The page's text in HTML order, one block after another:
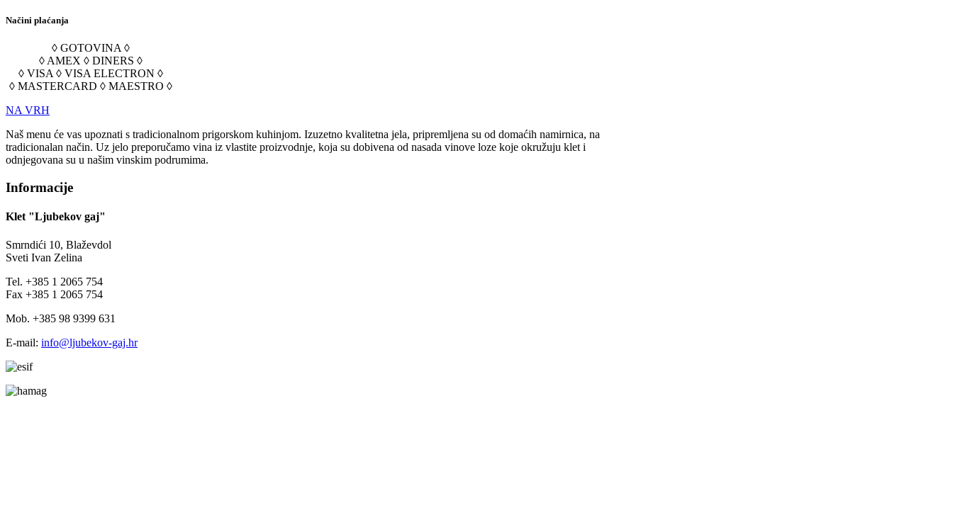
Načini plaćanja
◊ GOTOVINA ◊
◊ AMEX ◊ DINERS ◊
◊ VISA ◊ VISA ELECTRON ◊
◊ MASTERCARD ◊ MAESTRO ◊
NA VRH
Naš menu će vas upoznati s tradicionalnom prigorskom kuhinjom. Izuzetno kvalitetna jela, pripremljena su od domaćih namirnica, na
tradicionalan način. Uz jelo preporučamo vina iz vlastite proizvodnje, koja su dobivena od nasada vinove loze koje okružuju klet i
odnjegovana su u našim vinskim podrumima.
Informacije
Klet "Ljubekov gaj"
Smrndići 10, Blaževdol
Sveti Ivan Zelina
Tel. +385 1 2065 754
Fax +385 1 2065 754
Mob. +385 98 9399 631
E-mail: info@ljubekov-gaj.hr